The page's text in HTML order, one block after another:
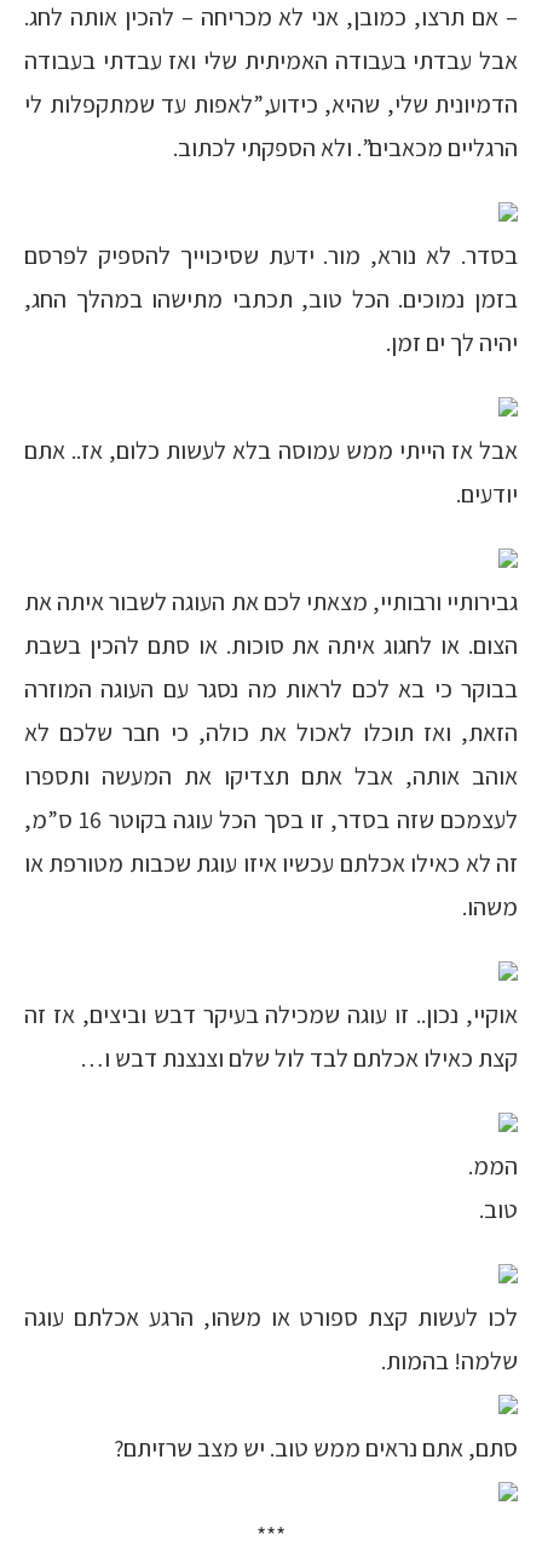
– אם תרצו, כמובן, אני לא מכריחה – להכין אותה לחג.
אבל עבדתי בעבודה האמיתית שלי ואז עבדתי בעבודה
הדמיונית שלי, שהיא, כידוע,”לאפות עד שמתקפלות לי
הרגליים מכאבים”. ולא הספקתי לכתוב.
בסדר. לא נורא, מור. ידעת שסיכוייך להספיק לפרסם
בזמן נמוכים. הכל טוב, תכתבי מתישהו במהלך החג,
יהיה לך ים זמן.
אבל אז הייתי ממש עמוסה בלא לעשות כלום, אז.. אתם
יודעים.
גבירותיי ורבותיי, מצאתי לכם את העוגה לשבור איתה את
הצום. או לחגוג איתה את סוכות. או סתם להכין בשבת
בבוקר כי בא לכם לראות מה נסגר עם העוגה המוזרה
הזאת, ואז תוכלו לאכול את כולה, כי חבר שלכם לא
אוהב אותה, אבל אתם תצדיקו את המעשה ותספרו
לעצמכם שזה בסדר, זו בסך הכל עוגה בקוטר 16 ס”מ,
זה לא כאילו אכלתם עכשיו איזו עוגת שכבות מטורפת או
משהו.
אוקיי, נכון.. זו עוגה שמכילה בעיקר דבש וביצים, אז זה
קצת כאילו אכלתם לבד לול שלם וצנצנת דבש ו…
הממ.
טוב.
לכו לעשות קצת ספורט או משהו, הרגע אכלתם עוגה
שלמה! בהמות.
סתם, אתם נראים ממש טוב. יש מצב שרזיתם?
***